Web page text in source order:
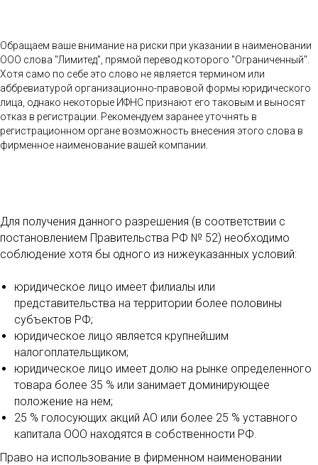
Обращаем ваше внимание на риски при указании в наименовании
ООО слова "Лимитед", прямой перевод которого "Ограниченный".
Хотя само по себе это слово не является термином или
аббревиатурой организационно-правовой формы юридического
лица, однако некоторые ИФНС признают его таковым и выносят
отказ в регистрации. Рекомендуем заранее уточнять в
регистрационном органе возможность внесения этого слова в
фирменное наименование вашей компании.
Для получения данного разрешения (в соответствии с
постановлением Правительства РФ № 52) необходимо
соблюдение хотя бы одного из нижеуказанных условий:
юридическое лицо имеет филиалы или
представительства на территории более половины
субъектов РФ;
юридическое лицо является крупнейшим
налогоплательщиком;
юридическое лицо имеет долю на рынке определенного
товара более 35 % или занимает доминирующее
положение на нем;
25 % голосующих акций АО или более 25 % уставного
капитала ООО находятся в собственности РФ.
Право на использование в фирменном наименовании